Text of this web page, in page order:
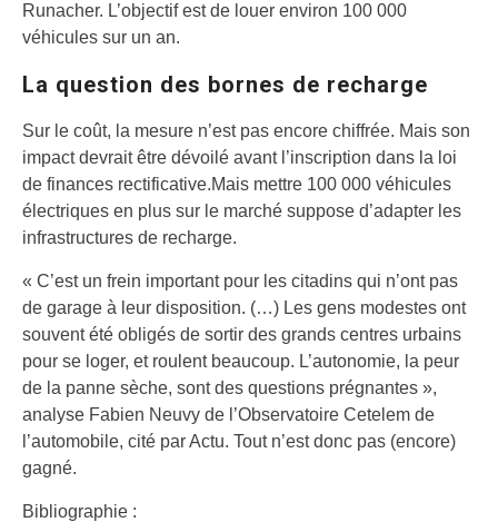
Runacher. L’objectif est de louer environ 100 000
véhicules sur un an.
La question des bornes de recharge
Sur le coût, la mesure n’est pas encore chiffrée. Mais son
impact devrait être dévoilé avant l’inscription dans la loi
de finances rectificative.Mais mettre 100 000 véhicules
électriques en plus sur le marché suppose d’adapter les
infrastructures de recharge.
« C’est un frein important pour les citadins qui n’ont pas
de garage à leur disposition. (…) Les gens modestes ont
souvent été obligés de sortir des grands centres urbains
pour se loger, et roulent beaucoup. L’autonomie, la peur
de la panne sèche, sont des questions prégnantes »,
analyse Fabien Neuvy de l’Observatoire Cetelem de
l’automobile, cité par Actu. Tout n’est donc pas (encore)
gagné.
Bibliographie :